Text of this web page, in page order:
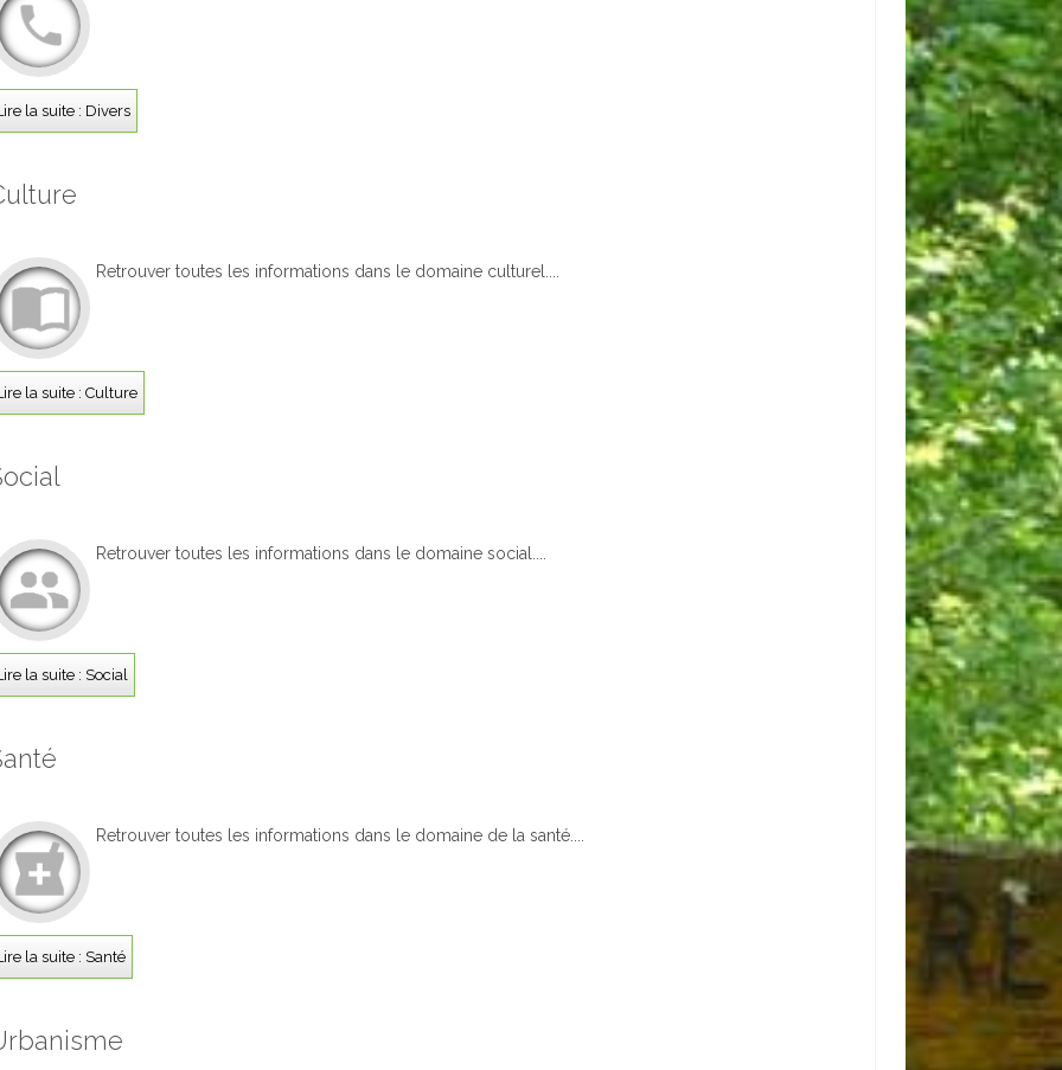
la suite : Divers
Retrouver toutes les informations dans le domaine culturel....
la suite : Culture
Retrouver toutes les informations dans le domaine social....
la suite : Social
Retrouver toutes les informations dans le domaine de la santé....
la suite : Santé